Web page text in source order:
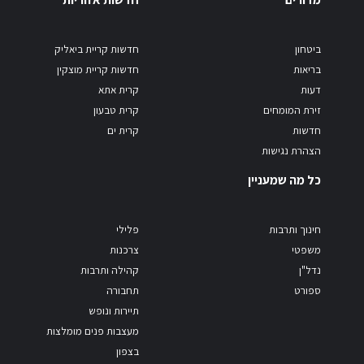
ביטחון
בריאות
דעות
זירת המומחים
חדשות
הצהרת נגישות
חדשות קריית ביאליק
חדשות קריית מוצקין
קרית אתא
קרית טבעון
קרית ים
כל מה שמעניין
חינוך ותרבות
משפטי
נדל"ן
ספורט
פלילי
צרכנות
קהילה ותרבות
תחבורה
תיירות ונופש
מעצבות פנים מומלצות
בצפון